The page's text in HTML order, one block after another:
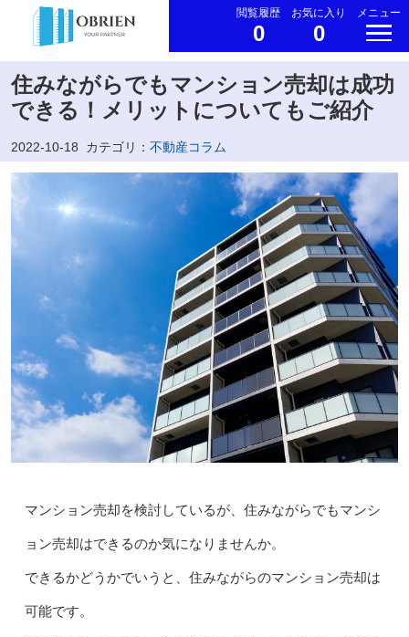
閲覧履歴
0
お気に入り
0
メニュー
住みながらでもマンション売却は成功
できる！メリットについてもご紹介
2022-10-18 カテゴリ： 不動産コラム
マンション売却を検討しているが、住みながらでもマンシ
ョン売却はできるのか気になりませんか。
できるかどうかでいうと、住みながらのマンション売却は
可能です。